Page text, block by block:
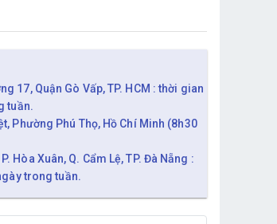
17, Quận Gò Vấp, TP. HCM : thời gian
tuần.
Phường Phú Thọ, Hồ Chí Minh (8h30
Hòa Xuân, Q. Cẩm Lệ, TP. Đà Nẵng :
trong tuần.